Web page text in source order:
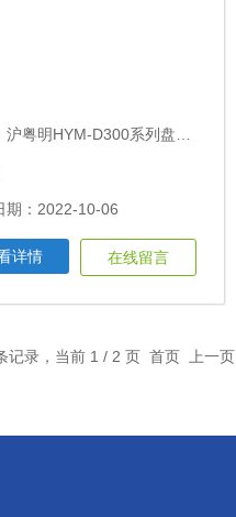
沪粤明HYM-D300系列盘式水分粉碎磨
期：2022-10-06
详情 在线留言
记录，当前 1 / 2 页 首页 上一页